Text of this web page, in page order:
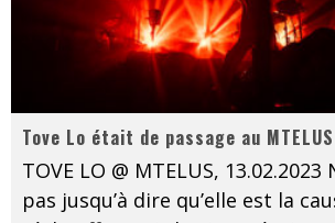
Tove Lo était de passage au MTELUS
TOVE LO @ MTELUS, 13.02.2023
pas jusqu’à dire qu’elle est la